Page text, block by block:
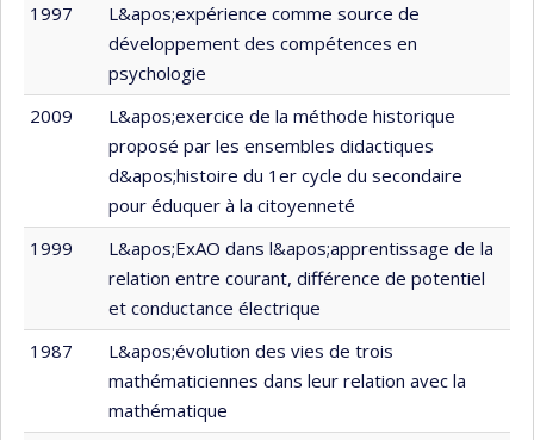
1997
L&apos;expérience comme source de
développement des compétences en
psychologie
2009
L&apos;exercice de la méthode historique
proposé par les ensembles didactiques
d&apos;histoire du 1er cycle du secondaire
pour éduquer à la citoyenneté
1999
L&apos;ExAO dans l&apos;apprentissage de la
relation entre courant, différence de potentiel
et conductance électrique
1987
L&apos;évolution des vies de trois
mathématiciennes dans leur relation avec la
mathématique